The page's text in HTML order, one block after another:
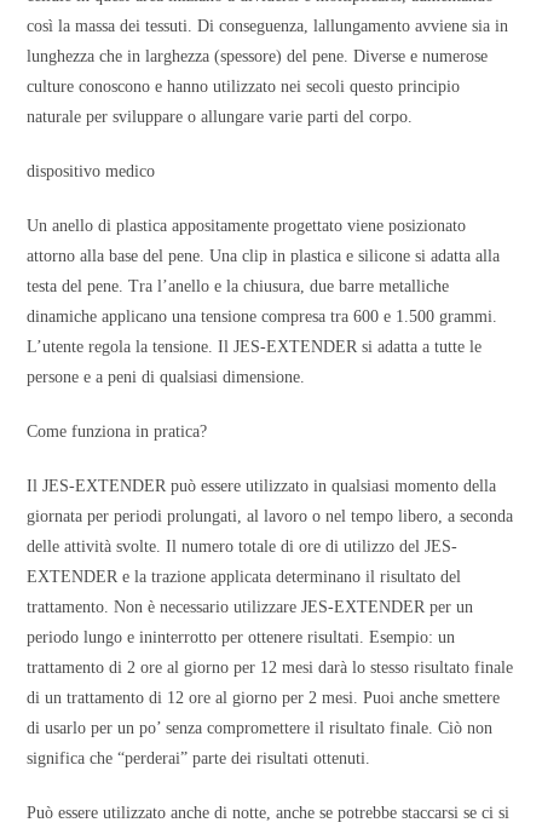
così la massa dei tessuti. Di conseguenza, lallungamento avviene sia in
lunghezza che in larghezza (spessore) del pene. Diverse e numerose
culture conoscono e hanno utilizzato nei secoli questo principio
naturale per sviluppare o allungare varie parti del corpo.
dispositivo medico
Un anello di plastica appositamente progettato viene posizionato
attorno alla base del pene. Una clip in plastica e silicone si adatta alla
testa del pene. Tra l’anello e la chiusura, due barre metalliche
dinamiche applicano una tensione compresa tra 600 e 1.500 grammi.
L’utente regola la tensione. Il JES-EXTENDER si adatta a tutte le
persone e a peni di qualsiasi dimensione.
Come funziona in pratica?
Il JES-EXTENDER può essere utilizzato in qualsiasi momento della
giornata per periodi prolungati, al lavoro o nel tempo libero, a seconda
delle attività svolte. Il numero totale di ore di utilizzo del JES-
EXTENDER e la trazione applicata determinano il risultato del
trattamento. Non è necessario utilizzare JES-EXTENDER per un
periodo lungo e ininterrotto per ottenere risultati. Esempio: un
trattamento di 2 ore al giorno per 12 mesi darà lo stesso risultato finale
di un trattamento di 12 ore al giorno per 2 mesi. Puoi anche smettere
di usarlo per un po’ senza compromettere il risultato finale. Ciò non
significa che “perderai” parte dei risultati ottenuti.
Può essere utilizzato anche di notte, anche se potrebbe staccarsi se ci si